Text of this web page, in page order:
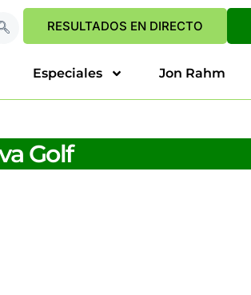
RESULTADOS EN DIRECTO
Especiales Jon Rahm
Golf